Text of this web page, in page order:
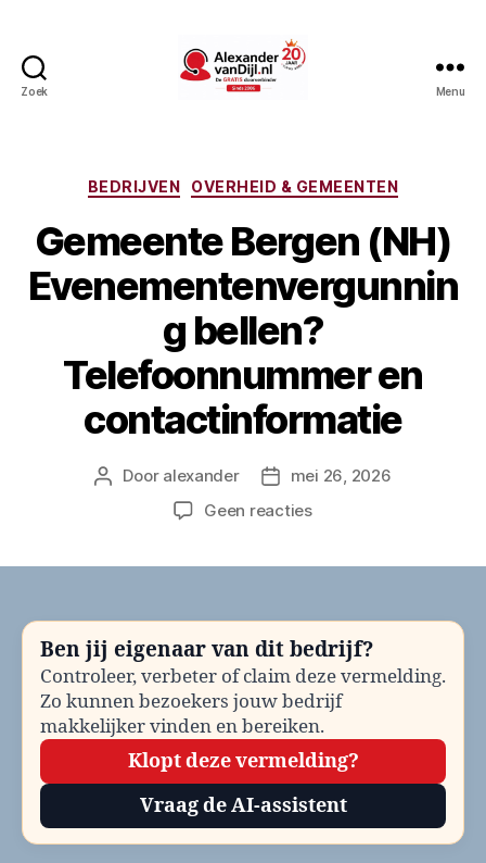
Zoek Menu
Categorieën
BEDRIJVEN OVERHEID & GEMEENTEN
Gemeente Bergen (NH)
Evenementenvergunnin
g bellen?
Telefoonnummer en
contactinformatie
Berichtauteur
Door alexander Berichtdatum
mei 26, 2026
Geen reactiesop
bellen?
Telefoonnummer
en
contactinformatie
Ben jij eigenaar van dit bedrijf?
Controleer, verbeter of claim deze vermelding.
Zo kunnen bezoekers jouw bedrijf
makkelijker vinden en bereiken.
Klopt deze vermelding?
Vraag de AI-assistent